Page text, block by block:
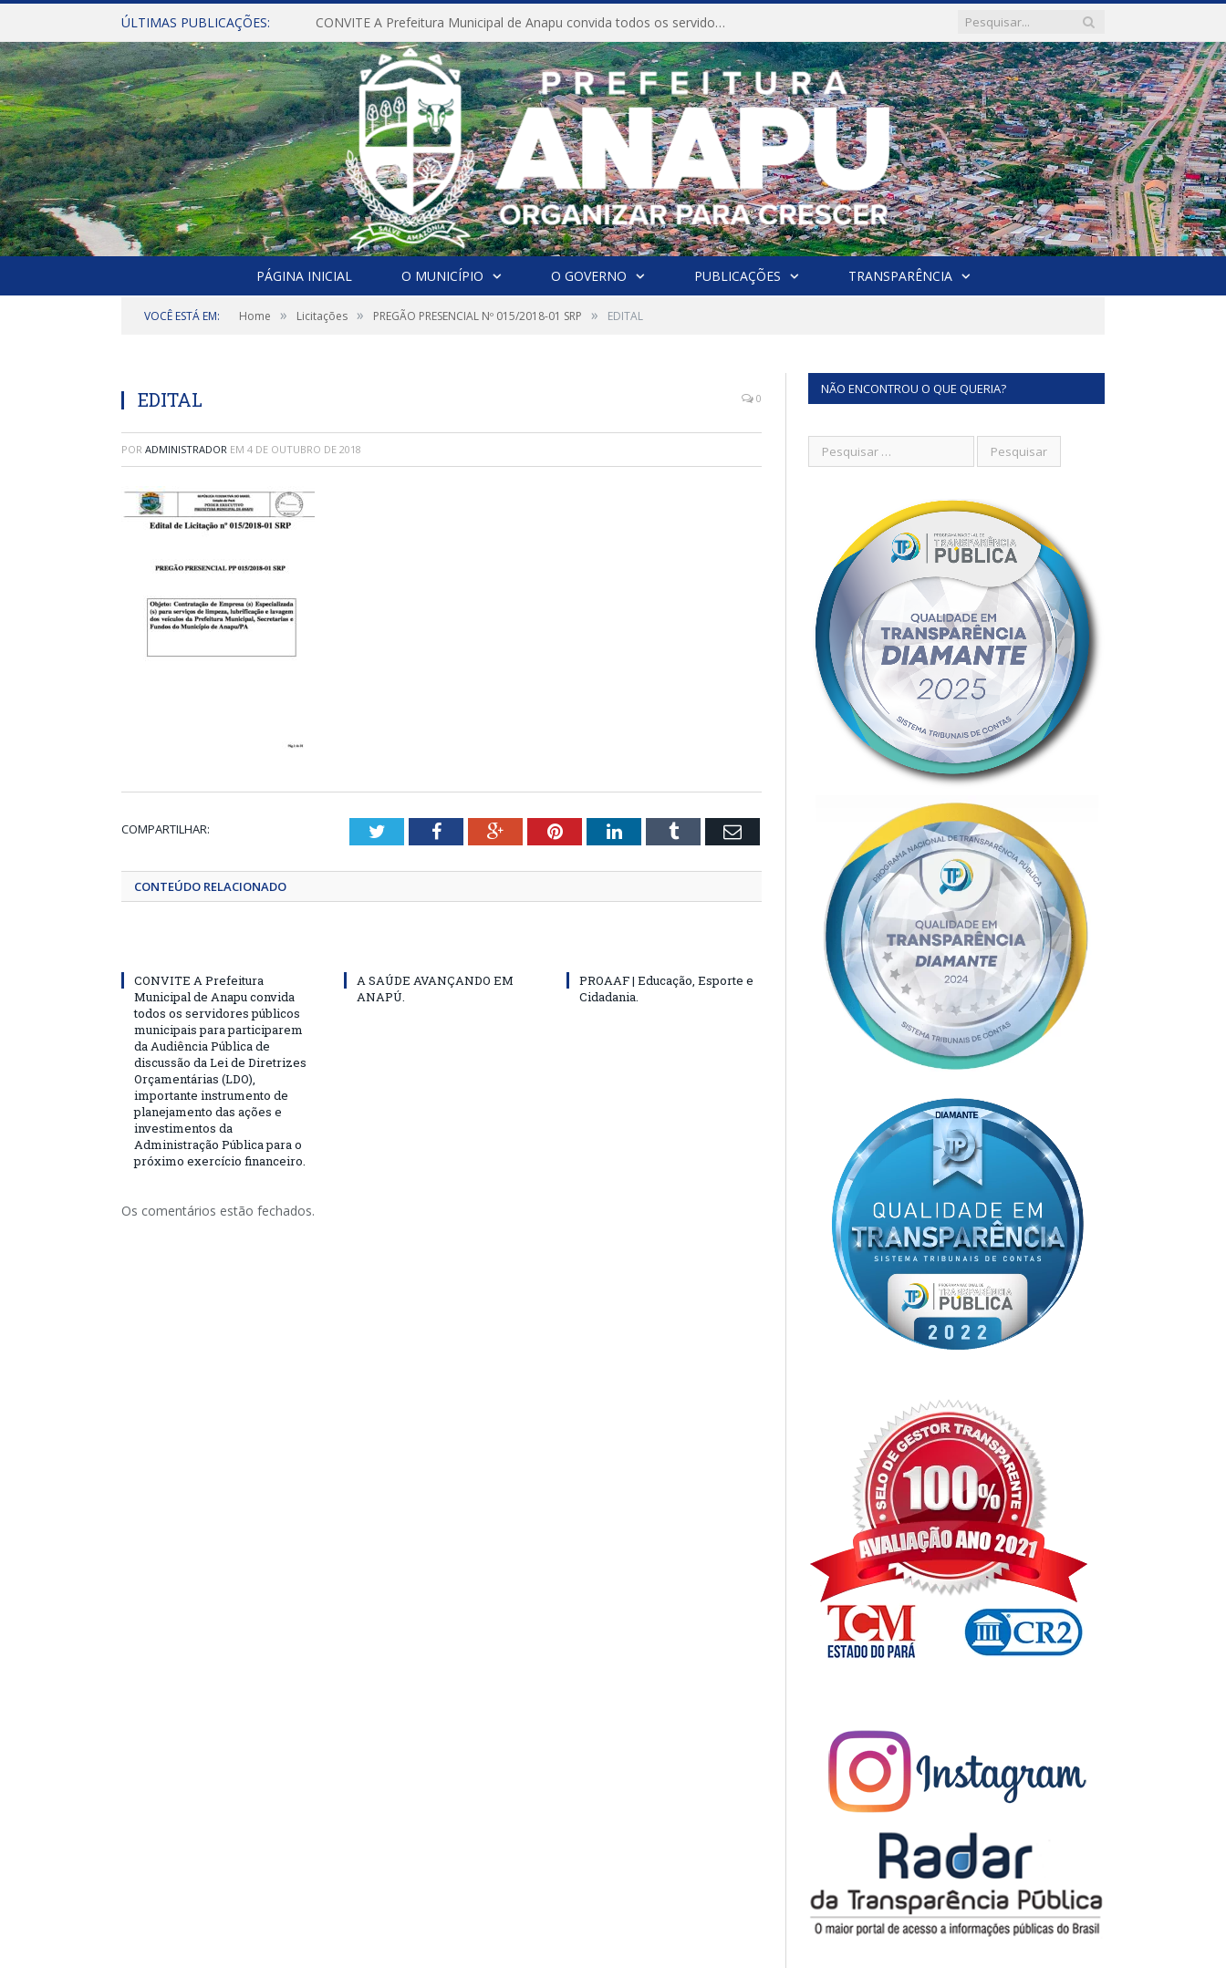
ÚLTIMAS PUBLICAÇÕES: CONVITE A Prefeitura Municipal de Anapu convida todos os servidores públicos municipais para participarem da Audiência Pública de discussão da Lei de Diretrizes Orçamentárias (LDO), importante instrumento de planejamento das ações e investimentos da Administração Pública para o próximo exercício financeiro.
PÁGINA INICIAL O MUNICÍPIO O GOVERNO PUBLICAÇÕES TRANSPARÊNCIA
VOCÊ ESTÁ EM: Home » Licitações » PREGÃO PRESENCIAL Nº 015/2018-01 SRP » EDITAL
EDITAL 0
POR ADMINISTRADOR EM 4 DE OUTUBRO DE 2018
COMPARTILHAR: TwitterFacebookGoogle+PinterestLinkedInTumblr Email
CONTEÚDO RELACIONADO
CONVITE A Prefeitura
Municipal de Anapu convida
todos os servidores públicos
municipais para participarem
da Audiência Pública de
discussão da Lei de Diretrizes
Orçamentárias (LDO),
importante instrumento de
planejamento das ações e
investimentos da
Administração Pública para o
próximo exercício financeiro.
A SAÚDE AVANÇANDO EM
ANAPÚ.
PROAAF | Educação, Esporte e
Cidadania.
Os comentários estão fechados.
NÃO ENCONTROU O QUE QUERIA?